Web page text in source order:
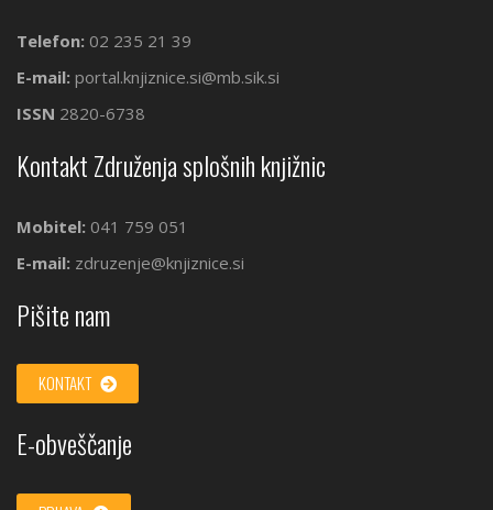
Telefon: 02 235 21 39
E-mail: portal.knjiznice.si@mb.sik.si
ISSN 2820-6738
Kontakt Združenja splošnih knjižnic
Mobitel: 041 759 051
E-mail: zdruzenje@knjiznice.si
Pišite nam
KONTAKT
E-obveščanje